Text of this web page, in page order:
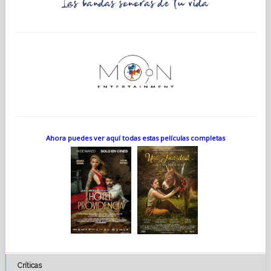
Ahora puedes ver aquí todas estas películas completas
Críticas